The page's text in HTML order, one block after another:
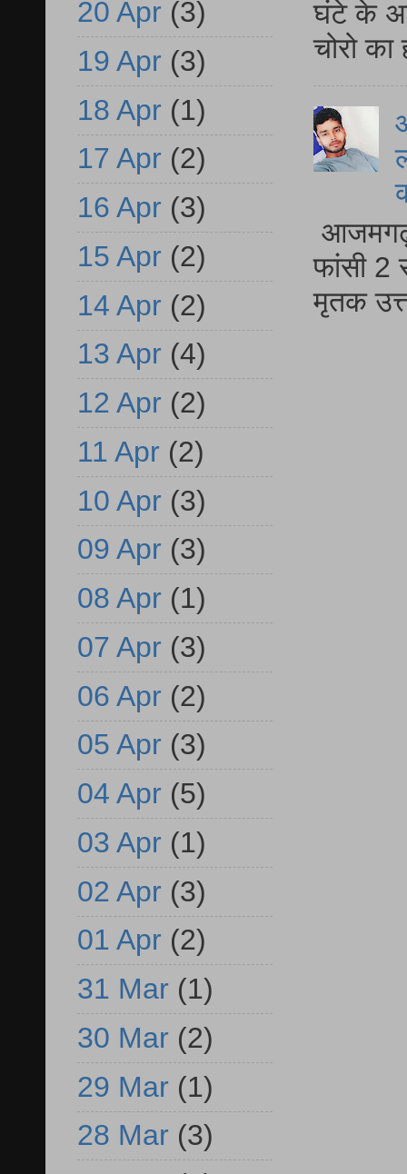
घंटे के
चोरो
आजमगढ़
फांसी 2
मृतक
20 Apr (3)
19 Apr (3)
18 Apr (1)
17 Apr (2)
16 Apr (3)
15 Apr (2)
14 Apr (2)
13 Apr (4)
12 Apr (2)
11 Apr (2)
10 Apr (3)
09 Apr (3)
08 Apr (1)
07 Apr (3)
06 Apr (2)
05 Apr (3)
04 Apr (5)
03 Apr (1)
02 Apr (3)
01 Apr (2)
31 Mar (1)
30 Mar (2)
29 Mar (1)
28 Mar (3)